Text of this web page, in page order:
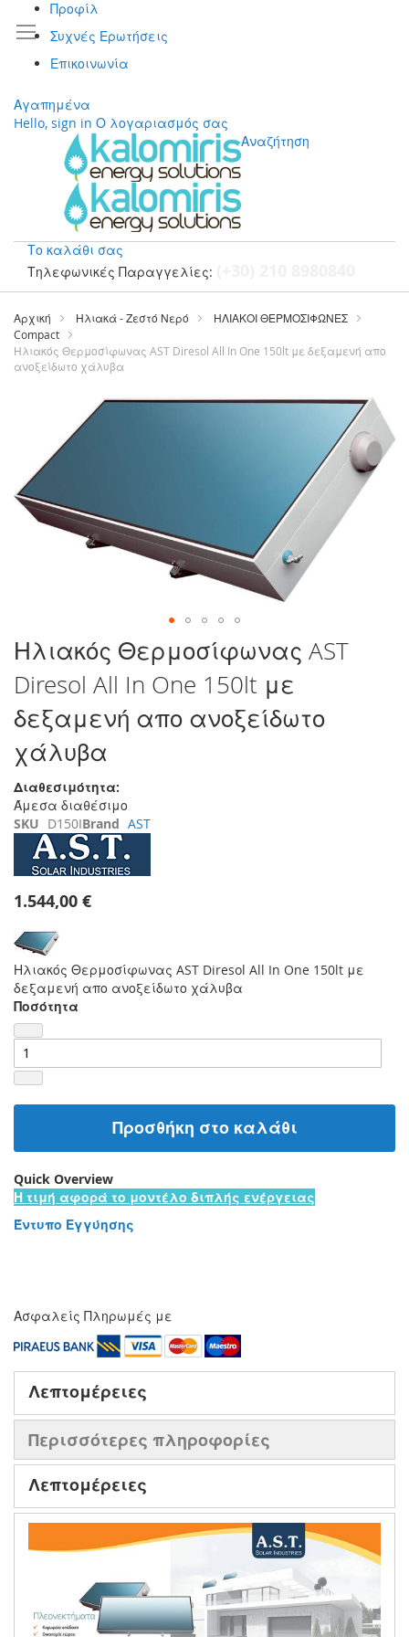
Προφίλ
Συχνές Ερωτήσεις
Επικοινωνία
Αγαπημένα
Hello, sign in Ο λογαριασμός σας
Αναζήτηση
Το καλάθι σας
Τηλεφωνικές Παραγγελίες:
Μετάβαση
περιεχόμενο
Αρχική Ηλιακά - Ζεστό Νερό
ΗΛΙΑΚΟΙ ΘΕΡΜΟΣΙΦΩΝΕΣ
Compact
Ηλιακός Θερμοσίφωνας AST Diresol All In One 150lt με δεξαμενή απο
ανοξείδωτο χάλυβα
συλλογής
εικόνων
Μετάβαση
στην
αρχή
της
συλλογής
εικόνων
Ηλιακός Θερμοσίφωνας AST
Diresol All In One 150lt με
δεξαμενή απο ανοξείδωτο
χάλυβα
Διαθεσιμότητα:
Άμεσα διαθέσιμο
SKU D150IBrand AST
1.544,00 €
Ηλιακός Θερμοσίφωνας AST Diresol All In One 150lt με
δεξαμενή απο ανοξείδωτο χάλυβα
Ποσότητα
Προσθήκη στο καλάθι
Quick Overview
Η τιμή αφορά το μοντέλο διπλής ενέργειας
Έντυπο Εγγύησης
Ασφαλείς Πληρωμές με
Λεπτομέρειες
Περισσότερες πληροφορίες
Λεπτομέρειες